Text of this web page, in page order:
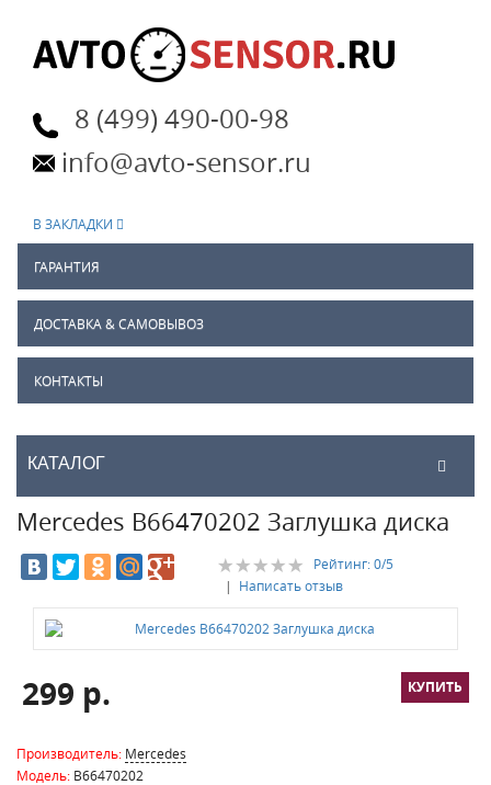
8 (499) 490-00-98
info@avto-sensor.ru
В ЗАКЛАДКИ
ГАРАНТИЯ
ДОСТАВКА & САМОВЫВОЗ
КОНТАКТЫ
КАТАЛОГ
Mercedes B66470202 Заглушка диска
Рейтинг:0/5
| Написать отзыв
299 р.
Производитель: Mercedes
Модель: B66470202